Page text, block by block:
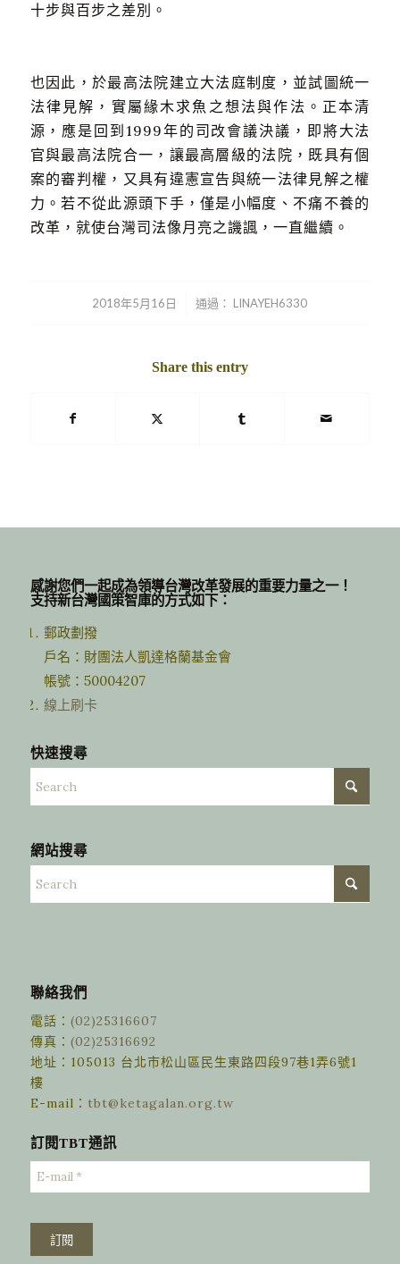
十步與百步之差別。
也因此，於最高法院建立大法庭制度，並試圖統一
法律見解，實屬緣木求魚之想法與作法。正本清
源，應是回到1999年的司改會議決議，即將大法
官與最高法院合一，讓最高層級的法院，既具有個
案的審判權，又具有違憲宣告與統一法律見解之權
力。若不從此源頭下手，僅是小幅度、不痛不養的
改革，就使台灣司法像月亮之譏諷，一直繼續。
2018年5月16日
/ 通過： LINAYEH6330
Share this entry
感謝您們一起成為領導台灣改革發展的重要力量之一！
支持新台灣國策智庫的方式如下：
郵政劃撥
戶名：財團法人凱達格蘭基金會
帳號：50004207
線上刷卡
快速搜尋
網站搜尋
聯絡我們
電話： (02)25316607
傳真： (02)25316692
地址：105013 台北市松山區民生東路四段97巷1弄6號1
樓
E-mail： tbt@ketagalan.org.tw
訂閱TBT通訊